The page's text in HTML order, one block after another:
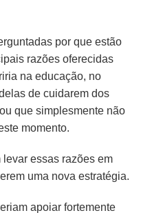
por que estão
razões oferecidas
na educação, no
de cuidarem dos
que simplesmente não
momento.
levar essas razões em
uma nova estratégia.
apoiar fortemente